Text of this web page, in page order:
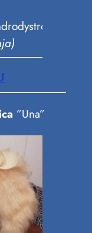
N/N
”Una”